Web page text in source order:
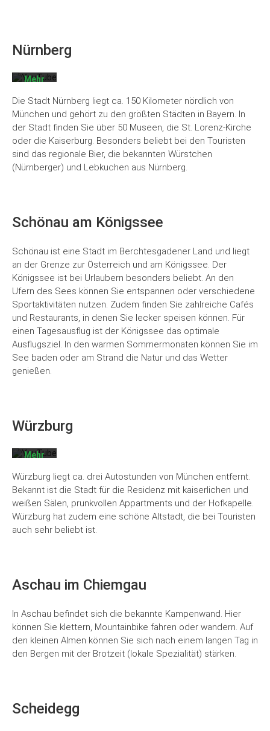
Nürnberg
Datenschutzerklärung
Mehr
Video
laden
YouTube
immer
entsperren
Die Stadt Nürnberg liegt ca. 150 Kilometer nördlich von
München und gehört zu den größten Städten in Bayern. In
der Stadt finden Sie über 50 Museen, die St. Lorenz-Kirche
oder die Kaiserburg. Besonders beliebt bei den Touristen
sind das regionale Bier, die bekannten Würstchen
(Nürnberger) und Lebkuchen aus Nürnberg.
Schönau am Königssee
Schönau ist eine Stadt im Berchtesgadener Land und liegt
an der Grenze zur Österreich und am Königssee. Der
Königssee ist bei Urlaubern besonders beliebt. An den
Ufern des Sees können Sie entspannen oder verschiedene
Sportaktivitäten nutzen. Zudem finden Sie zahlreiche Cafés
und Restaurants, in denen Sie lecker speisen können. Für
einen Tagesausflug ist der Königssee das optimale
Ausflugsziel. In den warmen Sommermonaten können Sie im
See baden oder am Strand die Natur und das Wetter
genießen.
Würzburg
Mit
dem
Laden
Datenschutzerklärung
Mehr
Video
laden
YouTube
Würzburg liegt ca. drei Autostunden von München entfernt.
Bekannt ist die Stadt für die Residenz mit kaiserlichen und
weißen Sälen, prunkvollen Appartments und der Hofkapelle.
Würzburg hat zudem eine schöne Altstadt, die bei Touristen
auch sehr beliebt ist.
Aschau im Chiemgau
In Aschau befindet sich die bekannte Kampenwand. Hier
können Sie klettern, Mountainbike fahren oder wandern. Auf
den kleinen Almen können Sie sich nach einem langen Tag in
den Bergen mit der Brotzeit (lokale Spezialität) stärken.
Scheidegg